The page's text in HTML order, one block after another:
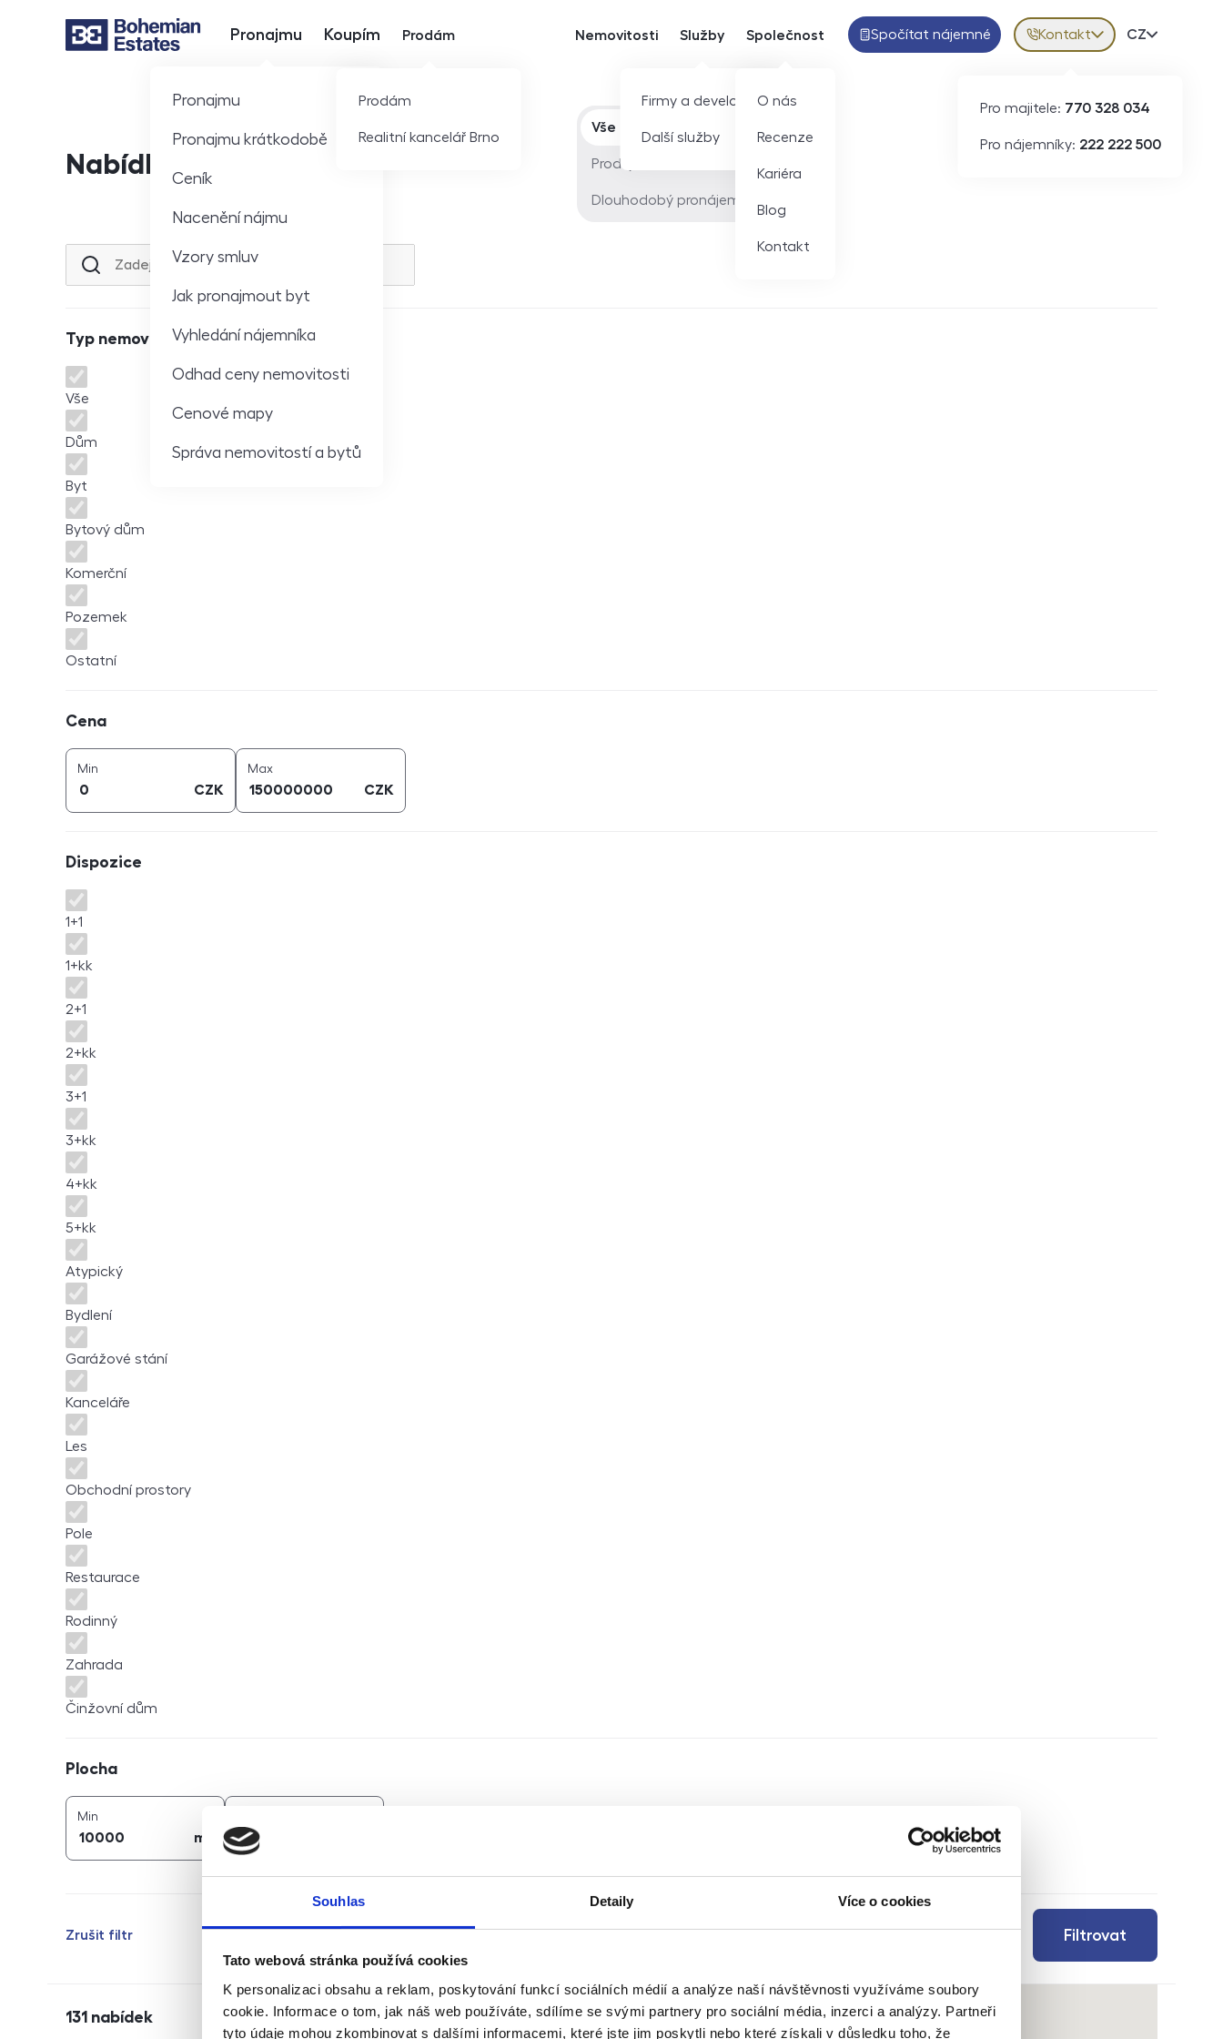
Souhlas Detaily Více o cookies
Tato webová stránka používá cookies
K personalizaci obsahu a reklam, poskytování funkcí sociálních médií a analýze naší návštěvnosti využíváme soubory
cookie. Informace o tom, jak náš web používáte, sdílíme se svými partnery pro sociální média, inzerci a analýzy. Partneři
tyto údaje mohou zkombinovat s dalšími informacemi, které jste jim poskytli nebo které získali v důsledku toho, že
Hlavní nabídka
Pronajmu
Pronajmu
Pronajmu krátkodobě
Ceník
Nacenění nájmu
Vzory smluv
Jak pronajmout byt
Vyhledání nájemníka
Odhad ceny nemovitosti
Cenové mapy
Správa nemovitostí a bytů
Koupím Prodám
Prodám
Realitní kancelář Brno
Nemovitosti Služby
Firmy a developeři
Další služby
Společnost
O nás
Recenze
Kariéra
Blog
Kontakt
Spočítat nájemné Kontakt
Pro majitele: 770 328 034
Pro nájemníky: 222 222 500
Volba
CZ
Nabídka nemovitostí
Typ nabídky
Vše
Prodej
Dlouhodobý pronájem
Lokalita nebo ulice
Typ nemovitosti
Typ nemovitosti
Vše
Dům
Byt
Bytový dům
Komerční
Pozemek
Ostatní
Cena
Min
CZK
Maxcena (
CZK
Dispozice
Dispozice
1+1
1+kk
2+1
2+kk
3+1
3+kk
4+kk
5+kk
Atypický
Bydlení
Garážové stání
Kanceláře
Les
Obchodní prostory
Pole
Restaurace
Rodinný
Zahrada
Činžovní dům
Plocha
Min
m
Filtrovat
Zrušit filtr
131 nabídek Řazení
Měna